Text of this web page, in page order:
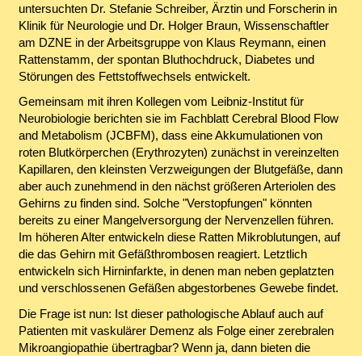
untersuchten Dr. Stefanie Schreiber, Ärztin und Forscherin in
Klinik für Neurologie und Dr. Holger Braun, Wissenschaftler
am DZNE in der Arbeitsgruppe von Klaus Reymann, einen
Rattenstamm, der spontan Bluthochdruck, Diabetes und
Störungen des Fettstoffwechsels entwickelt.
Gemeinsam mit ihren Kollegen vom Leibniz-Institut für
Neurobiologie berichten sie im Fachblatt Cerebral Blood Flow
and Metabolism (JCBFM), dass eine Akkumulationen von
roten Blutkörperchen (Erythrozyten) zunächst in vereinzelten
Kapillaren, den kleinsten Verzweigungen der Blutgefäße, dann
aber auch zunehmend in den nächst größeren Arteriolen des
Gehirns zu finden sind. Solche "Verstopfungen" könnten
bereits zu einer Mangelversorgung der Nervenzellen führen.
Im höheren Alter entwickeln diese Ratten Mikroblutungen, auf
die das Gehirn mit Gefäßthrombosen reagiert. Letztlich
entwickeln sich Hirninfarkte, in denen man neben geplatzten
und verschlossenen Gefäßen abgestorbenes Gewebe findet.
Die Frage ist nun: Ist dieser pathologische Ablauf auch auf
Patienten mit vaskulärer Demenz als Folge einer zerebralen
Mikroangiopathie übertragbar? Wenn ja, dann bieten die